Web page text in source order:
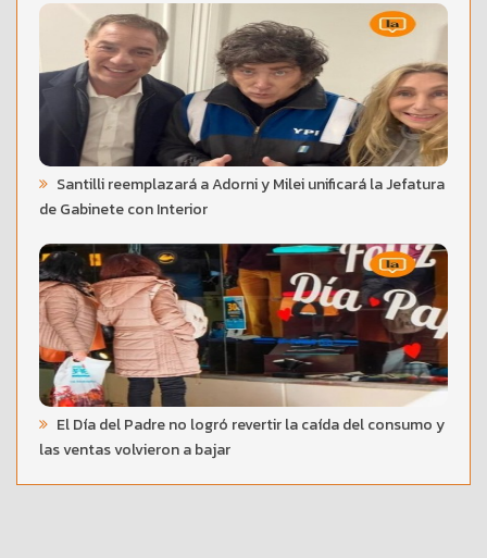
Santilli reemplazará a Adorni y Milei unificará la Jefatura
de Gabinete con Interior
El Día del Padre no logró revertir la caída del consumo y
las ventas volvieron a bajar